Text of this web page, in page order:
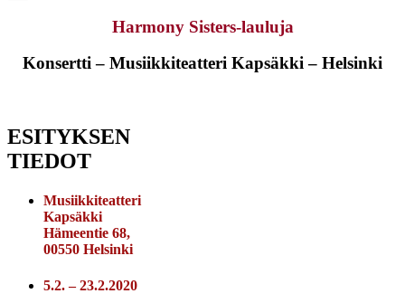
Harmony Sisters-lauluja
Konsertti – Musiikkiteatteri Kapsäkki – Helsinki
ESITYKSEN
TIEDOT
Musiikkiteatteri
Kapsäkki
Hämeentie 68,
00550 Helsinki
5.2. – 23.2.2020